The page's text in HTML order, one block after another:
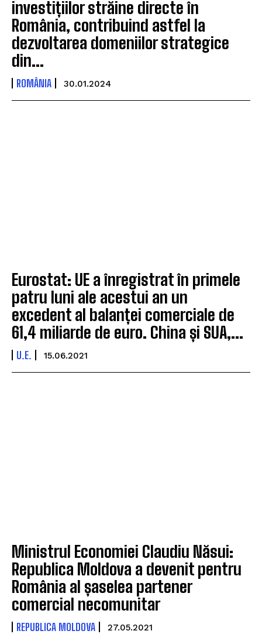
investițiilor străine directe în
România, contribuind astfel la
dezvoltarea domeniilor strategice
din...
ROMÂNIA 30.01.2024
Eurostat: UE a înregistrat în primele
patru luni ale acestui an un
excedent al balanței comerciale de
61,4 miliarde de euro. China și SUA,...
U.E. 15.06.2021
Ministrul Economiei Claudiu Năsui:
Republica Moldova a devenit pentru
România al șaselea partener
comercial necomunitar
REPUBLICA MOLDOVA 27.05.2021